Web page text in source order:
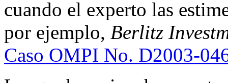
cuando el experto las
por ejemplo, Berlitz
Caso OMPI No. D2003-